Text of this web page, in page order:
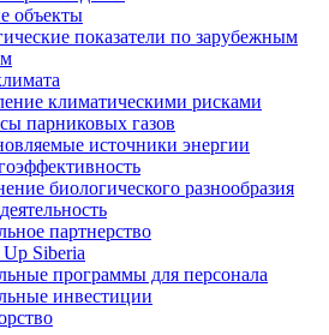
объекты
показатели по зарубежным
климатическими рисками
парниковых газов
источники энергии
биологического разнообразия
партнерство
Siberia
программы для персонала
инвестиции